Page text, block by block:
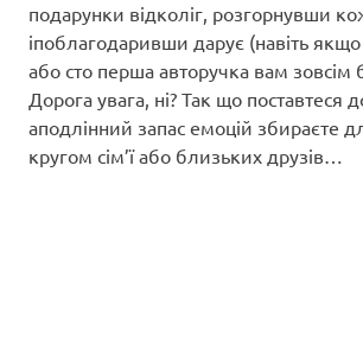
подарунки відколіг, розгорнувши
іпоблагодаривши дарує (навіть
або сто перша авторучка вам зовсім
Дорога увага, ні? Так що поставтеся
аподлінний запас емоцій збираєте
кругом сім’ї або близьких друзів…